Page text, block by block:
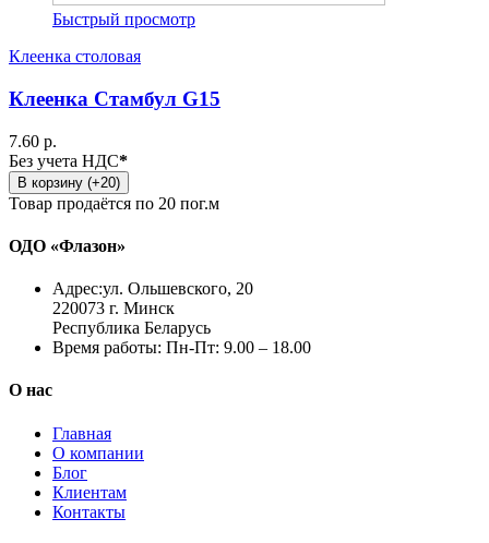
Быстрый просмотр
Клеенка столовая
Клеенка Стамбул G15
7.60 р.
Без учета НДС*
В корзину (+20)
Товар продаётся по 20 пог.м
ОДО «Флазон»
Адрес:ул. Ольшевского, 20
220073 г. Минск
Республика Беларусь
Время работы: Пн-Пт: 9.00 – 18.00
О нас
Главная
О компании
Блог
Клиентам
Контакты